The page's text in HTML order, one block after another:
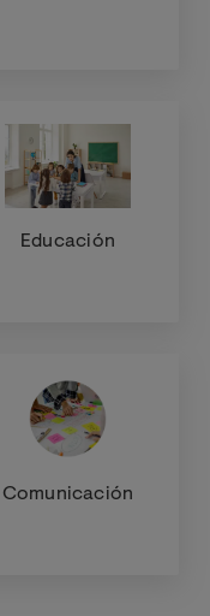
Educación
Comunicación